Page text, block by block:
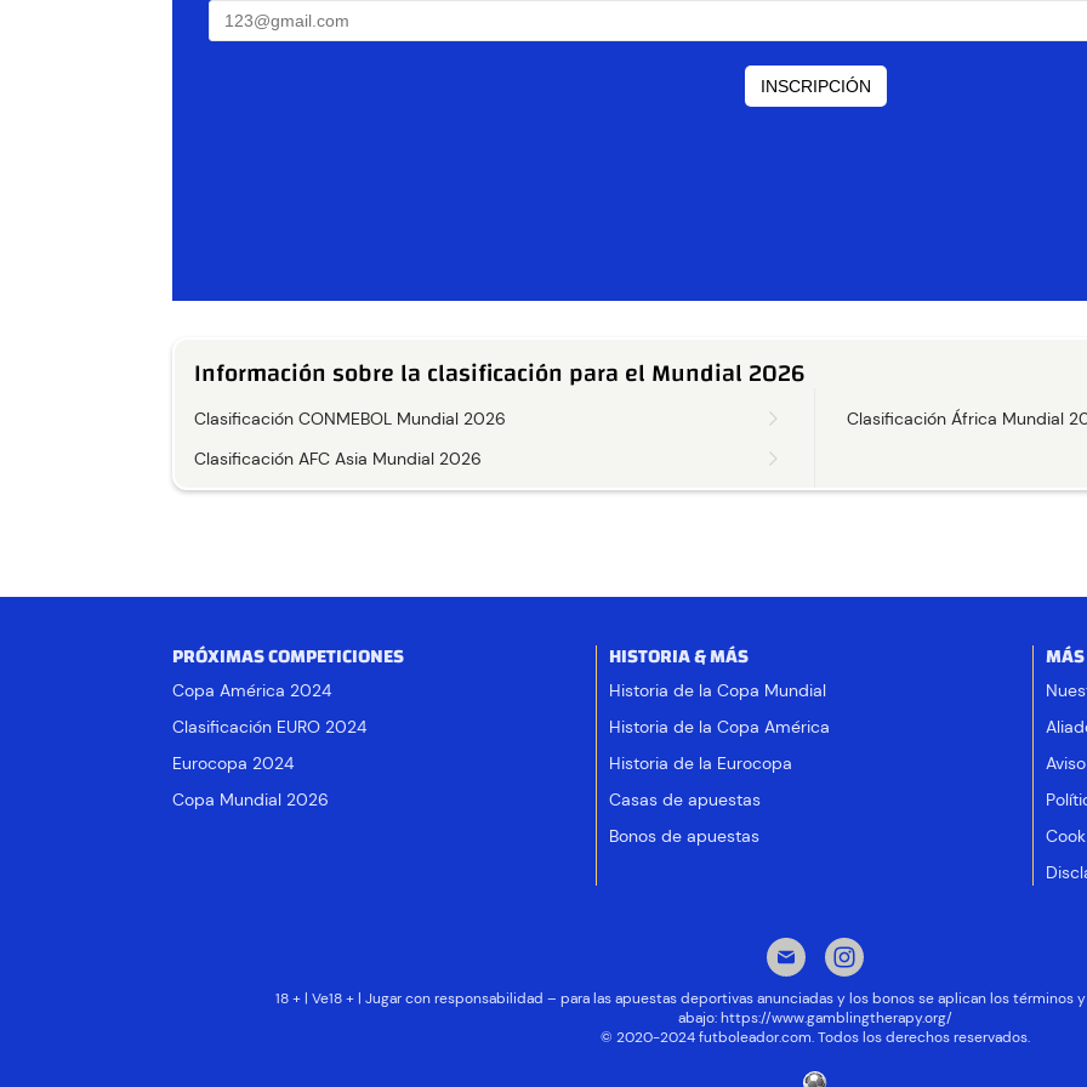
Información sobre la clasificación para el Mundial 2026
Clasificación CONMEBOL Mundial 2026
Clasificación AFC Asia Mundial 2026
Clasificación África Mundial
PRÓXIMAS COMPETICIONES
Copa América 2024
Clasificación EURO 2024
Eurocopa 2024
Copa Mundial 2026
HISTORIA & MÁS
Historia de la Copa Mundial
Historia de la Copa América
Historia de la Eurocopa
Casas de apuestas
Bonos de apuestas
18 + | Ve18 + | Jugar con responsabilidad – para las apuestas deportivas anunciadas y los bonos se aplican los
abajo:https://www.gamblingtherapy.org/
© 2020-2024 futboleador.com. Todos los derechos reservados.